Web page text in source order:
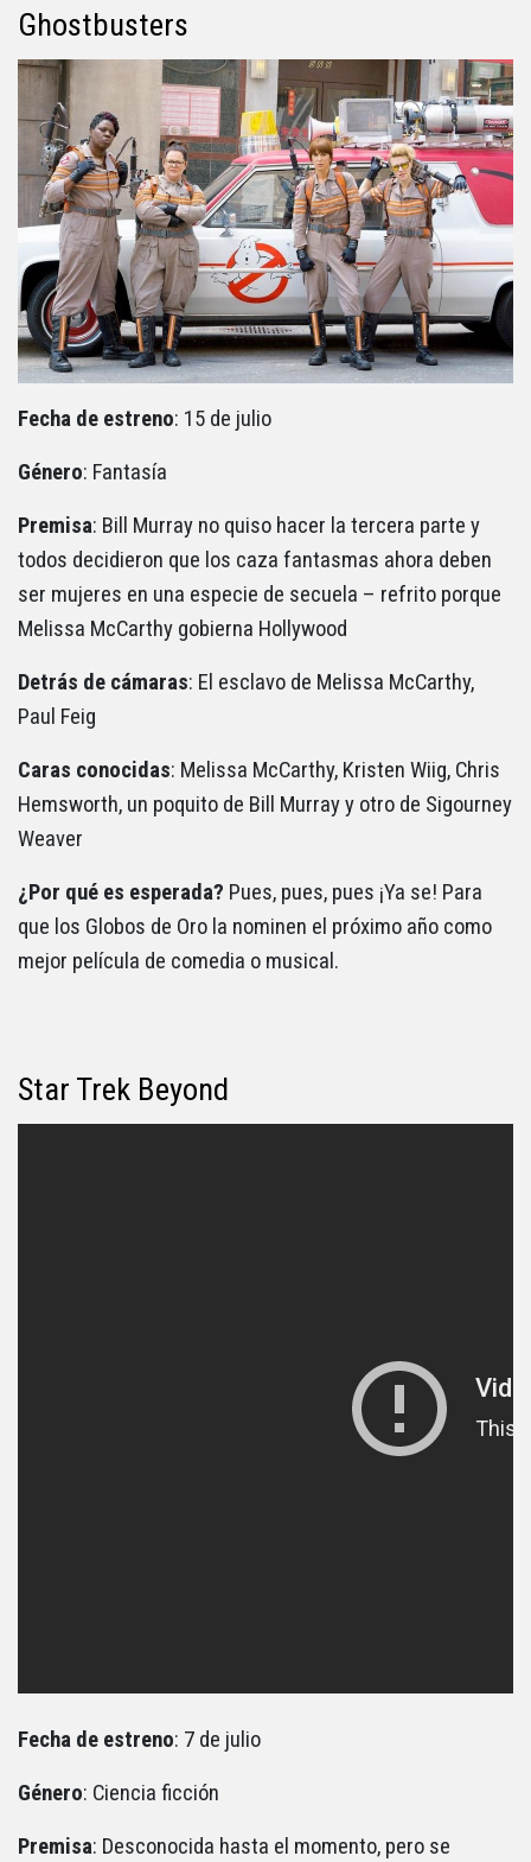
Ghostbusters
Fecha de estreno: 15 de julio
Género: Fantasía
Premisa: Bill Murray no quiso hacer la tercera parte y
todos decidieron que los caza fantasmas ahora deben
ser mujeres en una especie de secuela – refrito porque
Melissa McCarthy gobierna Hollywood
Detrás de cámaras: El esclavo de Melissa McCarthy,
Paul Feig
Caras conocidas: Melissa McCarthy, Kristen Wiig, Chris
Hemsworth, un poquito de Bill Murray y otro de Sigourney
Weaver
¿Por qué es esperada? Pues, pues, pues ¡Ya se! Para
que los Globos de Oro la nominen el próximo año como
mejor película de comedia o musical.
Star Trek Beyond
Fecha de estreno: 7 de julio
Género: Ciencia ficción
Premisa: Desconocida hasta el momento, pero se